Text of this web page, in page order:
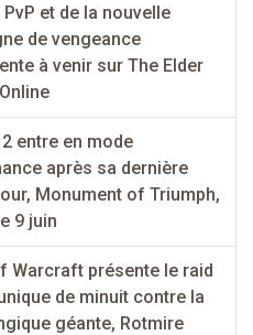
et de la nouvelle
de vengeance
à venir sur The Elder
entre en mode
après sa dernière
Monument of Triumph,
9 juin
Warcraft présente le raid
de minuit contre la
géante, Rotmire